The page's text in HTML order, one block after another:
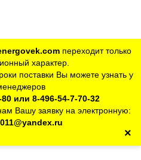
+7 (926) 012-02-80
магазин:+7 (925) 902-46-10
переходит только
характер.
поставки Вы можете узнать у
или 8-496-54-7-70-32
Вашу заявку на электронную:
×